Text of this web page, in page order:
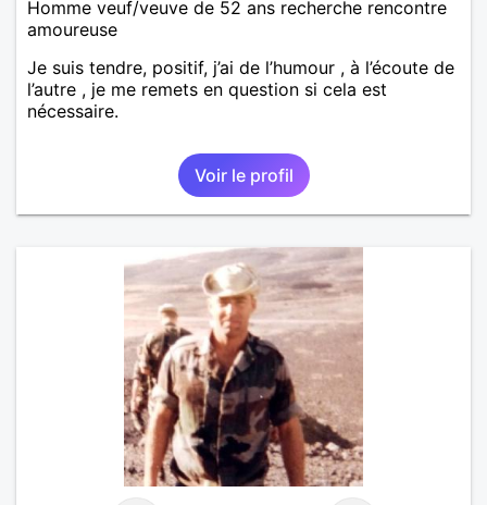
Homme veuf/veuve de 52 ans recherche rencontre
amoureuse
Je suis tendre, positif, j’ai de l’humour , à l’écoute de
l’autre , je me remets en question si cela est
nécessaire.
Voir le profil